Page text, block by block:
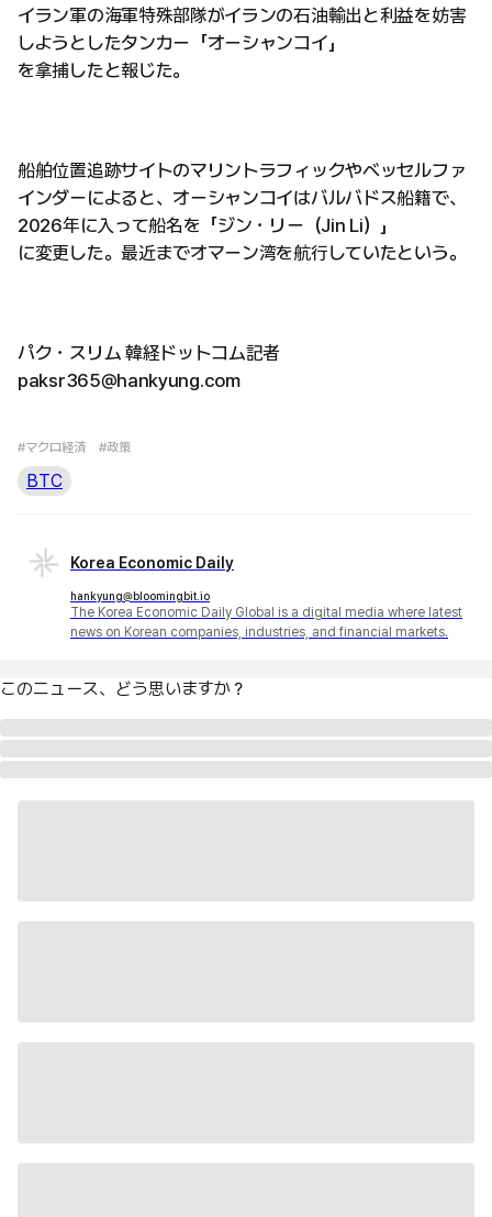
イラン軍の海軍特殊部隊がイランの石油輸出と利益を妨害
しようとしたタンカー「オーシャンコイ」
を拿捕したと報じた。
船舶位置追跡サイトのマリントラフィックやベッセルファ
インダーによると、オーシャンコイはバルバドス船籍で、
2026年に入って船名を「ジン・リー（Jin Li）」
に変更した。最近までオマーン湾を航行していたという。
パク・スリム 韓経ドットコム記者
paksr365@hankyung.com
#マクロ経済 #政策
BTC
Korea Economic Daily
hankyung@bloomingbit.io
The Korea Economic Daily Global is a digital media where latest
news on Korean companies, industries, and financial markets.
このニュース、どう思いますか？